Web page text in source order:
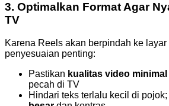
3. Optimalkan Format Agar
TV
Karena Reels akan berpindah ke
penyesuaian penting:
Pastikan kualitas video minimal
pecah di TV
Hindari teks terlalu kecil di